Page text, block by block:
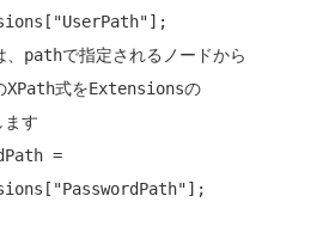
"UserPath"];
pathで指定されるノードから
式をExtensionsの
す
=
"PasswordPath"];